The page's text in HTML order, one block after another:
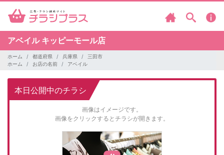
アベイル キッピーモール店
ホーム 都道府県 兵庫県
三田市
ホーム
お店の名前 アベイル
本日公開中のチラシ
画像はイメージです。
画像をクリックするとチラシが開きます。